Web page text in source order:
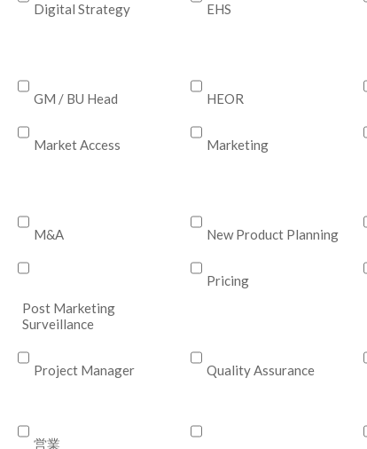
Digital Strategy
EHS
GM / BU Head HEOR
Market Access
Marketing
M&A New Product Planning
Post Marketing
Surveillance
Pricing
Project Manager Quality Assurance
営業